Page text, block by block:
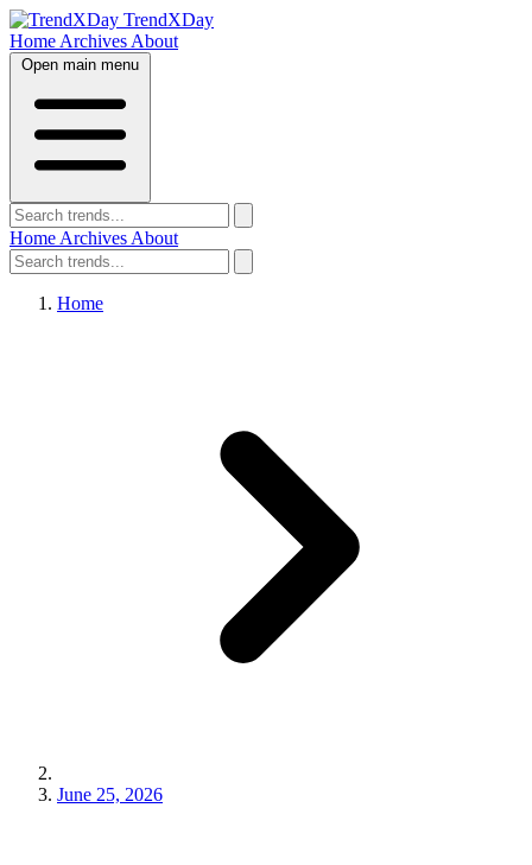
TrendXDay
Home Archives About
Open main menu
Home Archives About
Home
June 25, 2026